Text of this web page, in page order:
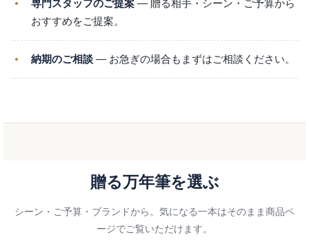
専門スタッフのご提案 ― 贈る相手・シーン・ご予算から
おすすめをご提案。
納期のご相談 ― お急ぎの場合もまずはご相談ください。
贈る万年筆を選ぶ
シーン・ご予算・ブランドから。気になる一本はそのまま商品ペ
ージでご覧いただけます。